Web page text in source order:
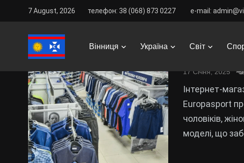
7 August, 2026 телефон: 38 (068) 873 0227 e-mail:
Вінниця Україна Світ
17 Січня, 2025
Інтернет-
Europasport
чоловіків,
моделі, що